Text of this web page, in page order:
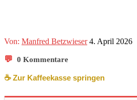
Von: Manfred Betzwieser 4. April 2026
💬 0 Kommentare
☕️ Zur Kaffeekasse springen